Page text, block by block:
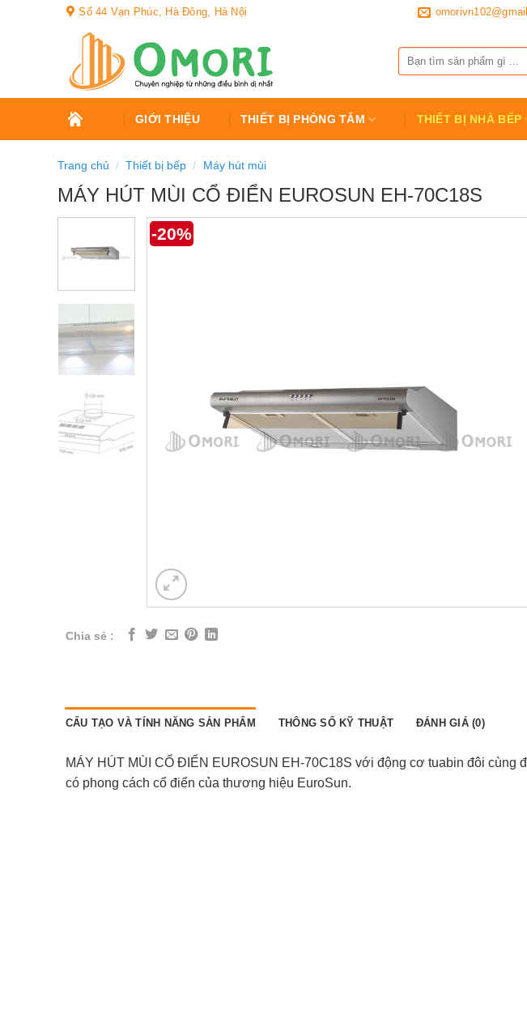
Số 44 Vạn Phúc, Hà Đông, Hà Nội
kiếm:
TRANG
CHỦ
GIỚI THIỆU THIẾT BỊ PHÒNG TẮM THIẾT BỊ NHÀ BẾP
Trang chủ / Thiết bị bếp / Máy hút mùi
MÁY HÚT MÙI CỔ ĐIỂN EUROSUN EH-70C18S
-20%
Chia sẻ :
CẤU TẠO VÀ TÍNH NĂNG SẢN PHẨM THÔNG SỐ KỸ THUẬT ĐÁNH GIÁ (0)
MÁY HÚT MÙI CỔ ĐIỂN EUROSUN EH-70C18S với động cơ tuabin đôi cùng
có phong cách cổ điển của thương hiệu EuroSun.